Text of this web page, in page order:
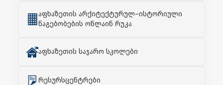
აფხაზეთის არქიტექტურულ–ისტორიული
ნაგებობების ონლაინ რუკა
აფხაზეთის საჯარო სკოლები
რესურსცენტრები